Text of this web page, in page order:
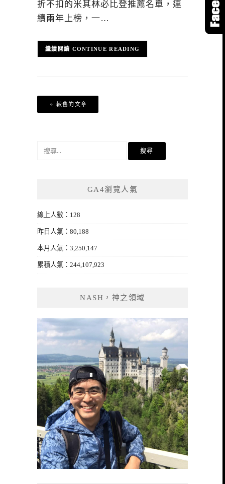
折不扣的米其林必比登推薦名單，連
續兩年上榜，一…
CONTINUE READING
文
章
覽
較舊的文章
GA4瀏覽人氣
線上人數：128
昨日人氣：80,188
本月人氣：3,250,147
累積人氣：244,107,923
NASH，神之領域